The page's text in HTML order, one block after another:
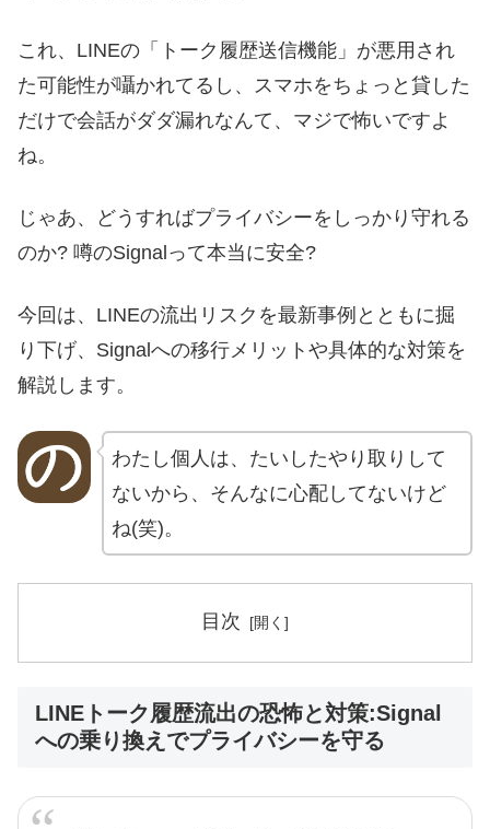
これ、LINEの「トーク履歴送信機能」が悪用され
た可能性が囁かれてるし、スマホをちょっと貸した
だけで会話がダダ漏れなんて、マジで怖いですよ
ね。
じゃあ、どうすればプライバシーをしっかり守れる
のか? 噂のSignalって本当に安全?
今回は、LINEの流出リスクを最新事例とともに掘
り下げ、Signalへの移行メリットや具体的な対策を
解説します。
わたし個人は、たいしたやり取りして
ないから、そんなに心配してないけど
ね(笑)。
目次
LINEトーク履歴流出の恐怖と対策:Signal
への乗り換えでプライバシーを守る